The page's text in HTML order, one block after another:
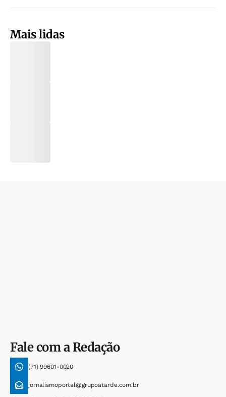
Mais lidas
Fale com a Redação
(71) 99601-0020
jornalismoportal@grupoatarde.com.br